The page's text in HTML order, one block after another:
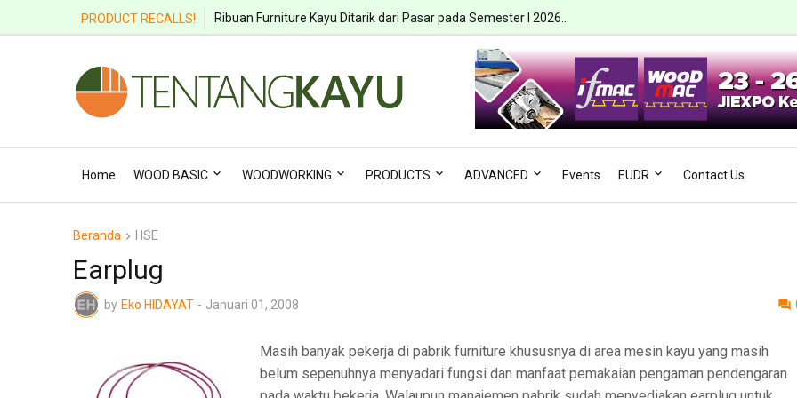
PRODUCT RECALLS! Ribuan Furniture Kayu Ditarik dari Pasar pada Semester I 2026...
Home WOOD BASIC WOODWORKING PRODUCTS ADVANCED Events EUDR Contact Us
Beranda HSE
Earplug
by Eko HIDAYAT - Januari 01, 2008
Masih banyak pekerja di pabrik furniture khususnya di area mesin kayu yang masih
belum sepenuhnya menyadari fungsi dan manfaat pemakaian pengaman pendengaran